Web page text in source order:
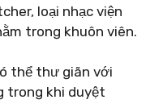
loại nhạc viện
trong khuôn viên.
thể thư giãn với
trong khi duyệt